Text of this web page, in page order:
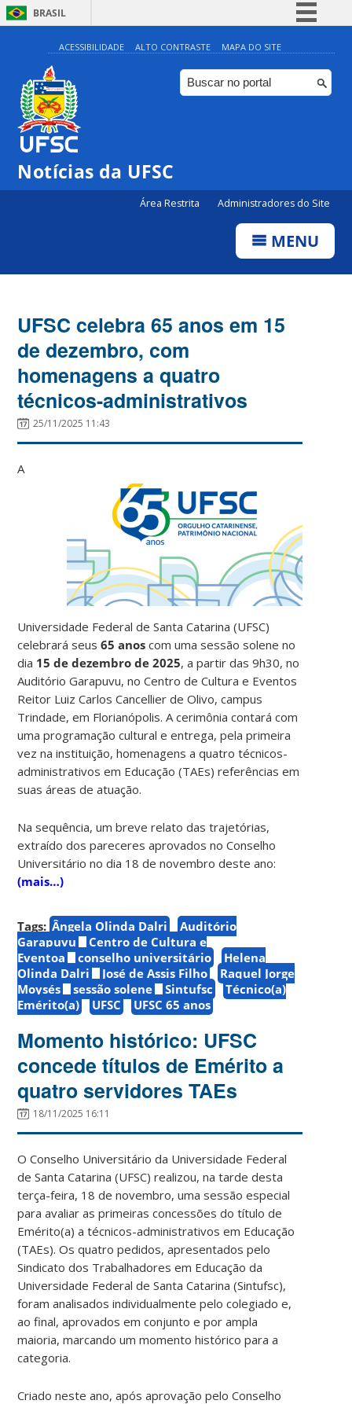
BRASIL
Simplifique!
Comunica BR
Participe
ACESSIBILIDADE ALTO CONTRASTE MAPA DO SITE
Notícias da UFSC
Área Restrita Administradores do Site
MENU
UFSC celebra 65 anos em 15
de dezembro, com
homenagens a quatro
técnicos-administrativos
25/11/2025 11:43
A
Universidade Federal de Santa Catarina (UFSC)
celebrará seus65 anos com uma sessão solene no
dia 15 de dezembro de 2025, a partir das 9h30, no
Auditório Garapuvu, no Centro de Cultura e Eventos
Reitor Luiz Carlos Cancellier de Olivo, campus
Trindade, em Florianópolis. A cerimônia contará com
uma programação cultural e entrega, pela primeira
vez na instituição, homenagens a quatro técnicos-
administrativos em Educação (TAEs) referências em
suas áreas de atuação.
Na sequência, um breve relato das trajetórias,
extraído dos pareceres aprovados no Conselho
Universitário no dia 18 de novembro deste ano:
(mais…)
Tags: Ângela Olinda Dalri
Auditório
Garapuvu
Centro de Cultura e
Eventoa
conselho universitário
Helena
Olinda Dalri
José de Assis Filho
Raquel Jorge
Moysés
sessão solene Sintufsc
Técnico(a)
Emérito(a)
UFSC UFSC 65 anos
Momento histórico: UFSC
concede títulos de Emérito a
quatro servidores TAEs
18/11/2025 16:11
O Conselho Universitário da Universidade Federal
de Santa Catarina (UFSC) realizou, na tarde desta
terça-feira, 18 de novembro, uma sessão especial
para avaliar as primeiras concessões do título de
Emérito(a) a técnicos-administrativos em Educação
(TAEs). Os quatro pedidos, apresentados pelo
Sindicato dos Trabalhadores em Educação da
Universidade Federal de Santa Catarina (Sintufsc),
foram analisados individualmente pelo colegiado e,
ao final, aprovados em conjunto e por ampla
maioria, marcando um momento histórico para a
categoria.
Criado neste ano, após aprovação pelo Conselho